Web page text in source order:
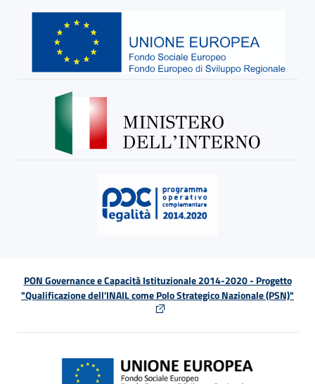
PON Governance e Capacità Istituzionale 2014-2020 - Progetto
"Qualificazione dell'INAIL come Polo Strategico Nazionale (PSN)"